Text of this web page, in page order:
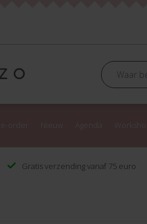
Gratis verzending vanaf 75 euro